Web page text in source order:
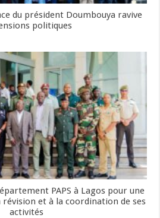
du président Doumbouya ravive
politiques
PAPS à Lagos pour une
et à la coordination de ses
activités